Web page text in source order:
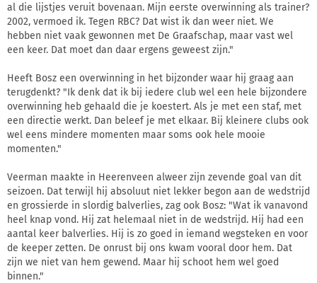
al die lijstjes veruit bovenaan. Mijn eerste overwinning als trainer?
2002, vermoed ik. Tegen RBC? Dat wist ik dan weer niet. We
hebben niet vaak gewonnen met De Graafschap, maar vast wel
een keer. Dat moet dan daar ergens geweest zijn."
Heeft Bosz een overwinning in het bijzonder waar hij graag aan
terugdenkt? "Ik denk dat ik bij iedere club wel een hele bijzondere
overwinning heb gehaald die je koestert. Als je met een staf, met
een directie werkt. Dan beleef je met elkaar. Bij kleinere clubs ook
wel eens mindere momenten maar soms ook hele mooie
momenten."
Veerman maakte in Heerenveen alweer zijn zevende goal van dit
seizoen. Dat terwijl hij absoluut niet lekker begon aan de wedstrijd
en grossierde in slordig balverlies, zag ook Bosz: "Wat ik vanavond
heel knap vond. Hij zat helemaal niet in de wedstrijd. Hij had een
aantal keer balverlies. Hij is zo goed in iemand wegsteken en voor
de keeper zetten. De onrust bij ons kwam vooral door hem. Dat
zijn we niet van hem gewend. Maar hij schoot hem wel goed
binnen."